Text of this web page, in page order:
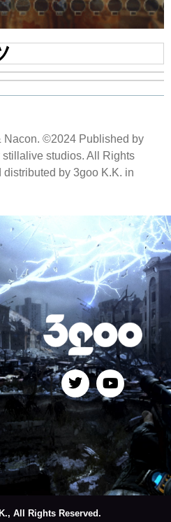
©2024 Published by
studios. All Rights
by 3goo K.K. in
All Rights Reserved.